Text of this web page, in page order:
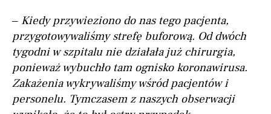
– Kiedy przywieziono do nas tego pacjenta,
przygotowywaliśmy strefę buforową. Od dwóch
tygodni w szpitalu nie działała już chirurgia,
ponieważ wybuchło tam ognisko koronawirusa.
Zakażenia wykrywaliśmy wśród pacjentów i
personelu. Tymczasem z naszych obserwacji